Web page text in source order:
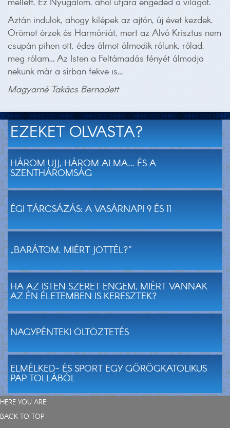
Aztán indulok, ahogy kilépek az ajtón, új évet kezdek.
Örömet érzek és Harmóniát, mert az Alvó Krisztus nem
csupán pihen ott, édes álmot álmodik rólunk, rólad,
meg rólam… Az Isten a Feltámadás fényét álmodja
nekünk már a sírban fekve is…
Magyarné Takács Bernadett
EZEKET OLVASTA?
HÁROM UJJ, HÁROM ALMA... ÉS A
SZENTHÁROMSÁG
ÉGI TÁRCSÁZÁS: A VASÁRNAPI 9 ÉS 11
„BARÁTOM, MIÉRT JÖTTÉL?”
HA AZ ISTEN SZERET ENGEM, MIÉRT VANNAK
AZ ÉN ÉLETEMBEN IS KERESZTEK?
NAGYPÉNTEKI ÖLTÖZTETÉS
ELMÉLKED- ÉS SPORT EGY GÖRÖGKATOLIKUS
PAP TOLLÁBÓL
HERE YOU ARE:
BACK TO TOP